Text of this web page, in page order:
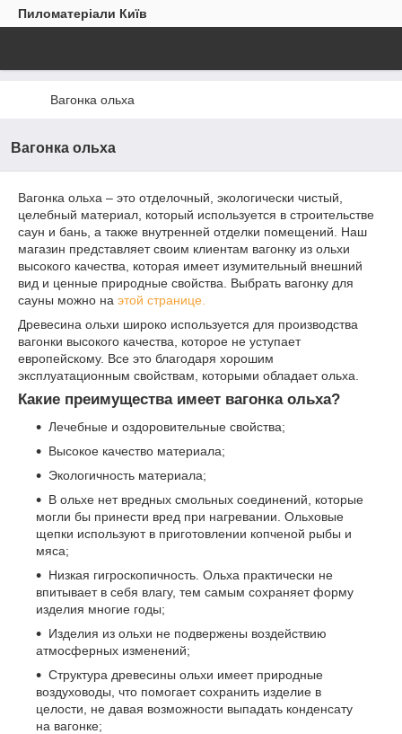
Пиломатеріали Київ
Вагонка ольха
Вагонка ольха
Вагонка ольха – это отделочный, экологически чистый,
целебный материал, который используется в строительстве
саун и бань, а также внутренней отделки помещений. Наш
магазин представляет своим клиентам вагонку из ольхи
высокого качества, которая имеет изумительный внешний
вид и ценные природные свойства. Выбрать вагонку для
сауны можно на этой странице.
Древесина ольхи широко используется для производства
вагонки высокого качества, которое не уступает
европейскому. Все это благодаря хорошим
эксплуатационным свойствам, которыми обладает ольха.
Какие преимущества имеет вагонка ольха?
Лечебные и оздоровительные свойства;
Высокое качество материала;
Экологичность материала;
В ольхе нет вредных смольных соединений, которые
могли бы принести вред при нагревании. Ольховые
щепки используют в приготовлении копченой рыбы и
мяса;
Низкая гигроскопичность. Ольха практически не
впитывает в себя влагу, тем самым сохраняет форму
изделия многие годы;
Изделия из ольхи не подвержены воздействию
атмосферных изменений;
Структура древесины ольхи имеет природные
воздуховоды, что помогает сохранить изделие в
целости, не давая возможности выпадать конденсату
на вагонке;